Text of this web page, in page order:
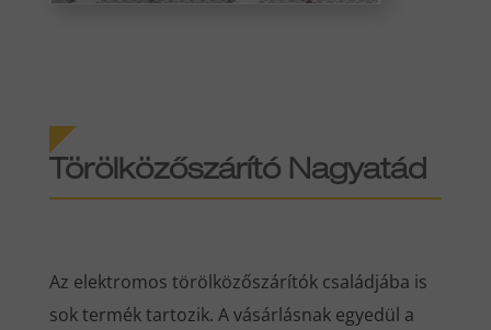
Törölközőszárító Nagyatád
Az elektromos törölközőszárítók családjába is
sok termék tartozik. A vásárlásnak egyedül a